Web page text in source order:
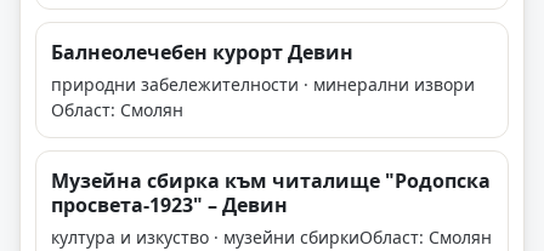
Балнеолечебен курорт Девин
природни забележителности · минерални извори
Област: Смолян
Музейна сбирка към читалище "Родопска
просвета-1923" – Девин
култура и изкуство · музейни сбиркиОбласт: Смолян